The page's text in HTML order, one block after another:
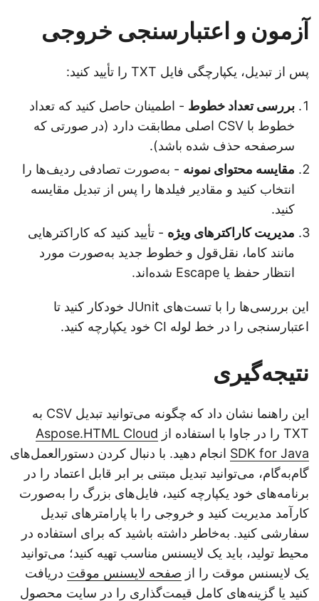
آزمون و اعتبارسنجی خروجی
پس از تبدیل، یکپارچگی فایل TXT را تأیید کنید:
بررسی تعداد خطوط- اطمینان حاصل کنید که تعداد
خطوط با CSV اصلی مطابقت دارد (در صورتی که
سرصفحه حذف شده باشد).
مقایسه محتوای نمونه- به‌صورت تصادفی ردیف‌ها را
انتخاب کنید و مقادیر فیلدها را پس از تبدیل مقایسه
کنید.
مدیریت کاراکترهای ویژه- تأیید کنید که کاراکترهایی
مانند کاما، نقل‌قول و خطوط جدید به‌صورت مورد
انتظار حفظ یا Escape شده‌اند.
این بررسی‌ها را با تست‌های JUnit خودکار کنید تا
اعتبارسنجی را در خط لوله CI خود یکپارچه کنید.
نتیجه‌گیری
این راهنما نشان داد که چگونه می‌توانید تبدیل CSV به
TXT را در جاوا با استفاده از
Aspose.HTML Cloud
SDK for Javaانجام دهید. با دنبال کردن دستورالعمل‌های
گام‌به‌گام، می‌توانید تبدیل مبتنی بر ابر قابل اعتماد را در
برنامه‌های خود یکپارچه کنید، فایل‌های بزرگ را به‌صورت
کارآمد مدیریت کنید و خروجی را با پارامترهای تبدیل
سفارشی کنید. به‌خاطر داشته باشید که برای استفاده در
محیط تولید، باید یک لایسنس مناسب تهیه کنید؛ می‌توانید
یک لایسنس موقت را از صفحه لایسنس موقتدریافت
کنید یا گزینه‌های کامل قیمت‌گذاری را در سایت محصول